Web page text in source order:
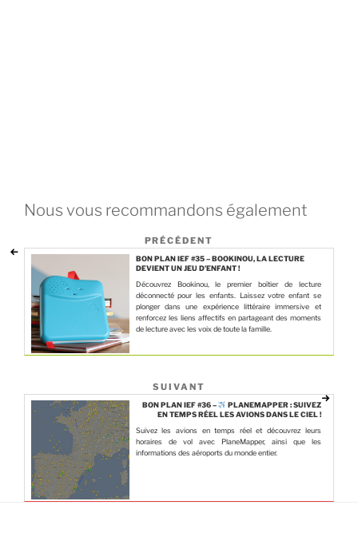
Nous vous recommandons également
PRÉCÉDENT
BON PLAN IEF #35 – BOOKINOU, LA LECTURE
DEVIENT UN JEU D’ENFANT !
Découvrez Bookinou, le premier boîtier de lecture
déconnecté pour les enfants. Laissez votre enfant se
plonger dans une expérience littéraire immersive et
renforcez les liens affectifs en partageant des moments
de lecture avec les voix de toute la famille.
SUIVANT
BON PLAN IEF #36 –
PLANEMAPPER : SUIVEZ
EN TEMPS RÉEL LES AVIONS DANS LE CIEL !
Suivez les avions en temps réel et découvrez leurs
horaires de vol avec PlaneMapper, ainsi que les
informations des aéroports du monde entier.